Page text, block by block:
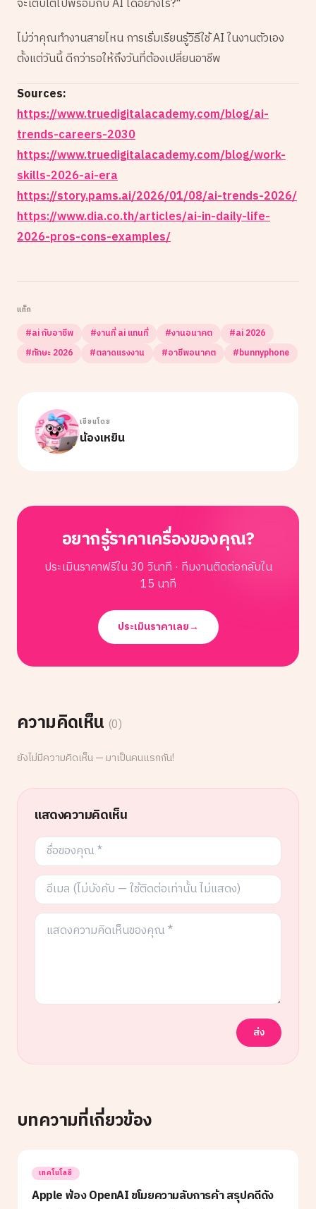
จะเติบโตไปพร้อมกับ AI ได้อย่างไร?"
ไม่ว่าคุณทำงานสายไหน การเริ่มเรียนรู้วิธีใช้ AI ในงานตัวเอง
ตั้งแต่วันนี้ ดีกว่ารอให้ถึงวันที่ต้องเปลี่ยนอาชีพ
Sources:
https://www.truedigitalacademy.com/blog/ai-
trends-careers-2030
https://www.truedigitalacademy.com/blog/work-
skills-2026-ai-era
https://story.pams.ai/2026/01/08/ai-trends-2026/
https://www.dia.co.th/articles/ai-in-daily-life-
2026-pros-cons-examples/
แท็ก
#ai กับอาชีพ #งานที่ ai แทนที่ #งานอนาคต #ai 2026
#ทักษะ 2026 #ตลาดแรงงาน #อาชีพอนาคต #bunnyphone
เขียนโดย
น้องเหยิน
อยากรู้ราคาเครื่องของคุณ?
ประเมินราคาฟรีใน 30 วินาที · ทีมงานติดต่อกลับใน
15 นาที
ประเมินราคาเลย→
ความคิดเห็น (0)
ยังไม่มีความคิดเห็น — มาเป็นคนแรกกัน!
แสดงความคิดเห็น
ส่ง
บทความที่เกี่ยวข้อง
เทคโนโลยี
Apple ฟ้อง OpenAI ขโมยความลับการค้า สรุปคดีดัง